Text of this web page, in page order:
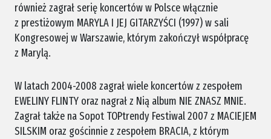
również zagrał serię koncertów w Polsce włącznie
z prestiżowym MARYLA I JEJ GITARZYŚCI (1997) w sali
Kongresowej w Warszawie, którym zakończył współpracę
z Marylą.
W latach 2004-2008 zagrał wiele koncertów z zespołem
EWELINY FLINTY oraz nagrał z Nią album NIE ZNASZ MNIE.
Zagrał także na Sopot TOPtrendy Festiwal 2007 z MACIEJEM
SILSKIM oraz gościnnie z zespołem BRACIA, z którym